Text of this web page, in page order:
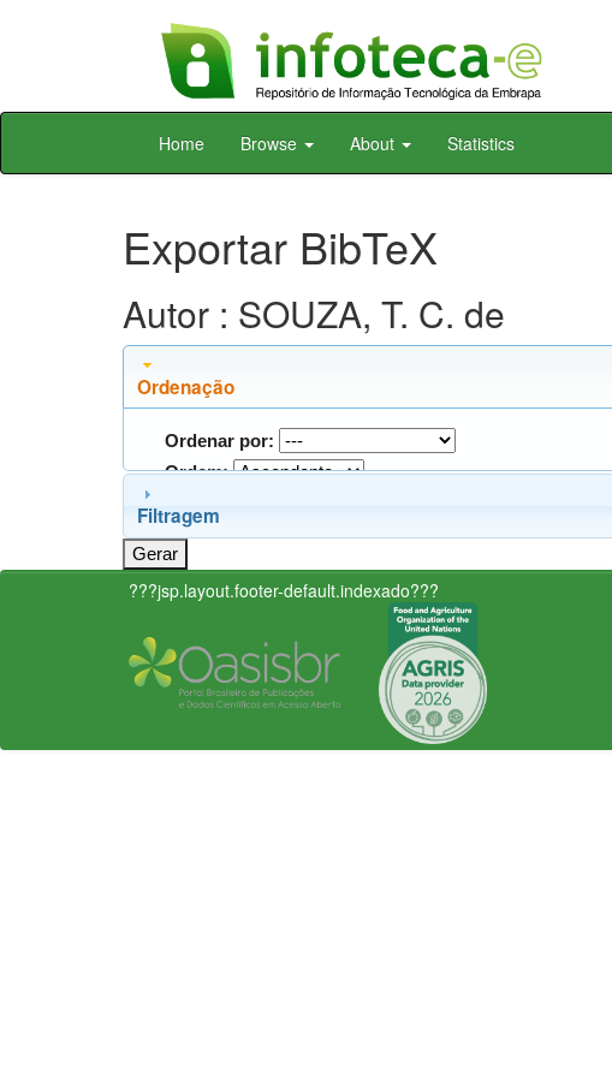
Skip
Home Browse About Statistics
Exportar BibTeX
Autor : SOUZA, T. C. de
Ordenação
Ordenar por:
Ordem:
Filtragem
???jsp.layout.footer-default.indexado???